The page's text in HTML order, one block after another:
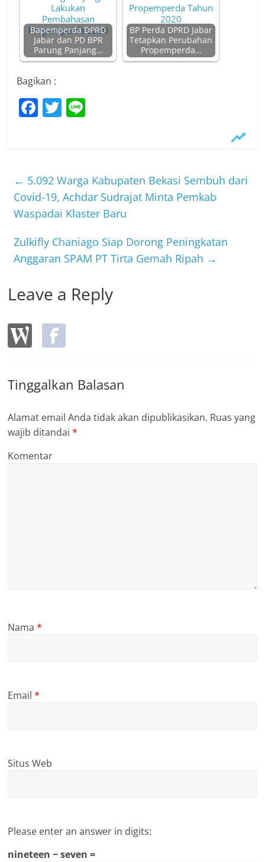
Bapemperda DPRD
Jabar dan PD BPR
Parung Panjang…
BP Perda DPRD Jabar
Tetapkan Perubahan
Propemperda…
Bagikan :
F
b
o
o
k
T
← 5.092 Warga Kabupaten Bekasi Sembuh dari
Covid-19, Achdar Sudrajat Minta Pemkab
Waspadai Klaster Baru
Zulkifly Chaniago Siap Dorong Peningkatan
Anggaran SPAM PT Tirta Gemah Ripah →
Leave a Reply
Tinggalkan Balasan
Alamat email Anda tidak akan dipublikasikan. Ruas yang
wajib ditandai*
Komentar
Nama*
Email*
Situs Web
Please enter an answer in digits:
nineteen − seven =